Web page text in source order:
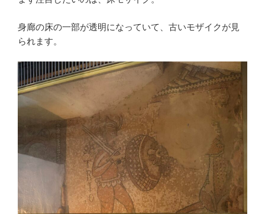
身廊の床の一部が透明になっていて、古いモザイクが見
られます。